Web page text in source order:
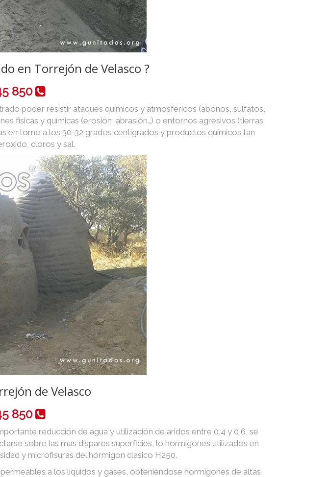
en Torrejón de Velasco ?
850
poder resistir ataques químicos y atmosféricos (abonos, sulfatos,
físicas y químicas (erosión, abrasión…) o entornos agresivos (tierras
en torno a los 30-32 grados centigrados y productos químicos tan
cloros y sal.
de Velasco
850
reducción de agua y utilización de aridos entre 0,4 y 0,6, se
sobre las mas dispares superficies, lo hormigones utilizados en
y microfisuras del hórmigon clasico H250.
a los líquidos y gases, obteniéndose hormigones de altas